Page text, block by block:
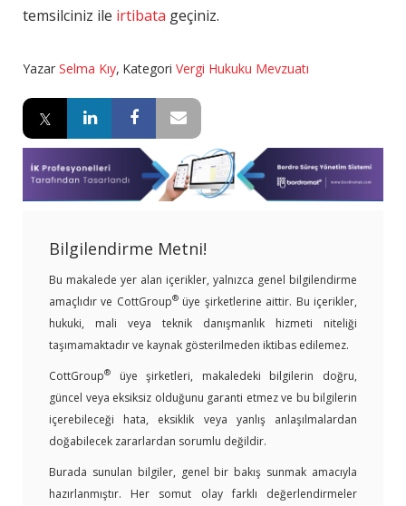
temsilciniz ile irtibata geçiniz.
Yazar Selma Kıy, Kategori Vergi Hukuku Mevzuatı
Bilgilendirme Metni!
Bu makalede yer alan içerikler, yalnızca genel bilgilendirme
amaçlıdır ve CottGroup®üye şirketlerine aittir. Bu içerikler,
hukuki, mali veya teknik danışmanlık hizmeti niteliği
taşımamaktadır ve kaynak gösterilmeden iktibas edilemez.
CottGroup®
üye şirketleri, makaledeki bilgilerin doğru,
güncel veya eksiksiz olduğunu garanti etmez ve bu bilgilerin
içerebileceği hata, eksiklik veya yanlış anlaşılmalardan
doğabilecek zararlardan sorumlu değildir.
Burada sunulan bilgiler, genel bir bakış sunmak amacıyla
hazırlanmıştır. Her somut olay farklı değerlendirmeler